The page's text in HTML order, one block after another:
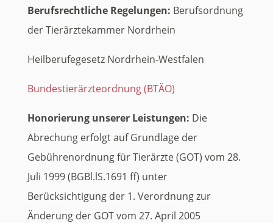
Berufsrechtliche Regelungen: Berufsordnung
der Tierärztekammer Nordrhein
Heilberufegesetz Nordrhein-Westfalen
Bundestierärzteordnung (BTÄO)
Honorierung unserer Leistungen: Die
Abrechung erfolgt auf Grundlage der
Gebührenordnung für Tierärzte (GOT) vom 28.
Juli 1999 (BGBl.lS.1691 ff) unter
Berücksichtigung der 1. Verordnung zur
Änderung der GOT vom 27. April 2005